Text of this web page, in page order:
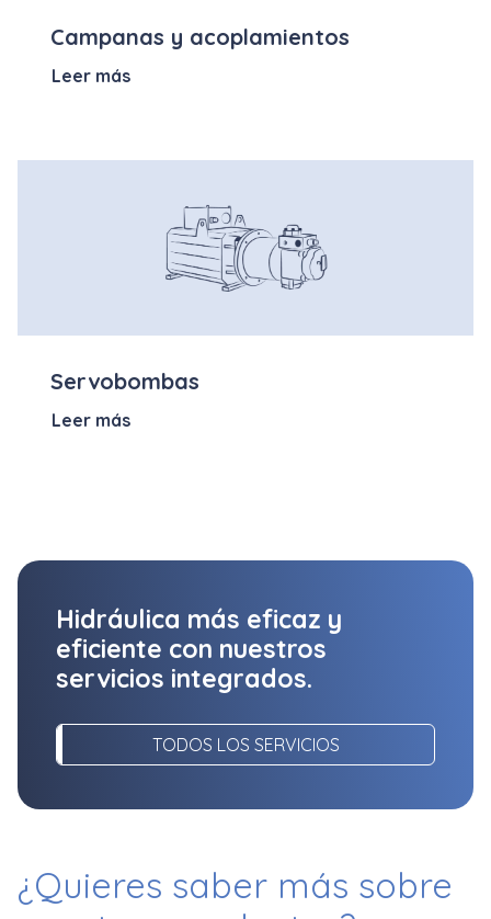
Campanas y acoplamientos
Leer más
Servobombas
Leer más
Hidráulica más eficaz y
eficiente con nuestros
servicios integrados.
TODOS LOS SERVICIOS
¿Quieres saber más sobre